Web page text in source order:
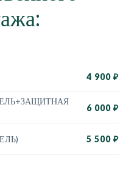
4 900 ₽
6 000 ₽
5 500 ₽